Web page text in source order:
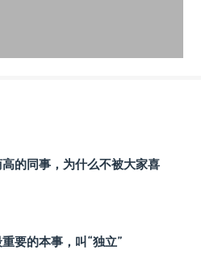
的同事，为什么不被大家喜
要的本事，叫“独立”